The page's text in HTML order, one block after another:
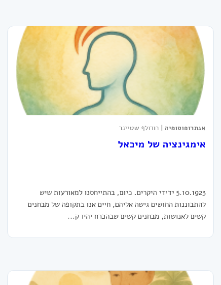
אנתרופוסופיה | רודולף שטיינר
אימגינציה של מיכאל
5.10.1923 ידידי היקרים. כיום, בהתייחסנו למאורעות שיש
להתבוננות החושים גישה אליהם, חיים אנו בתקופה של מבחנים
קשים לאנושות, מבחנים קשים שבהכרח יהיו ק...